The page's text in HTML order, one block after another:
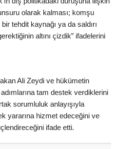
olarak kalması; komşu
tehdit kaynağı ya da saldırı
altını çizdik” ifadelerini
Ali Zeydi ve hükümetin
tam destek verdiklerini
sorumluluk anlayışıyla
yararına hizmet edeceğini ve
ifade etti.